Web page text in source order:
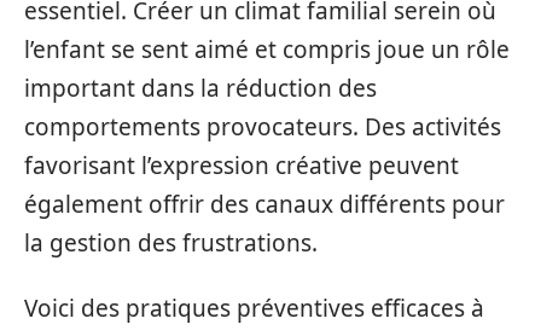
essentiel. Créer un climat familial serein où
l’enfant se sent aimé et compris joue un rôle
important dans la réduction des
comportements provocateurs. Des activités
favorisant l’expression créative peuvent
également offrir des canaux différents pour
la gestion des frustrations.
Voici des pratiques préventives efficaces à